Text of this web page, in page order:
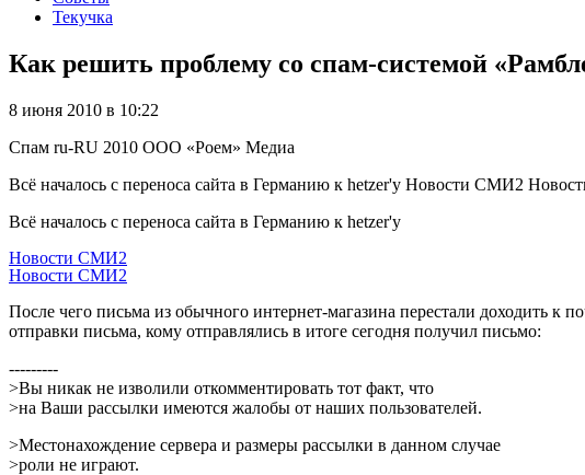
Текучка
Как решить проблему со спам-системой
8 июня 2010 в 10:22
Спам ru-RU 2010 ООО «Роем» Медиа
Всё началось с переноса сайта в Германию к hetzer'y Новости СМИ2
Всё началось с переноса сайта в Германию к hetzer'y
Новости СМИ2
Новости СМИ2
После чего письма из обычного интернет-магазина перестали доходить
отправки письма, кому отправлялись в итоге сегодня получил письмо:
---------
>Вы никак не изволили откомментировать тот факт, что
>на Ваши рассылки имеются жалобы от наших пользователей.
>Местонахождение сервера и размеры рассылки в данном случае
>роли не играют.